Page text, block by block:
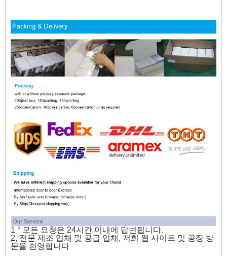
1 ° 모든 요청은 24시간 이내에 답변됩니다.
2, 전문 제조 업체 및 공급 업체, 저희 웹 사이트 및 공장 방
문을 환영합니다